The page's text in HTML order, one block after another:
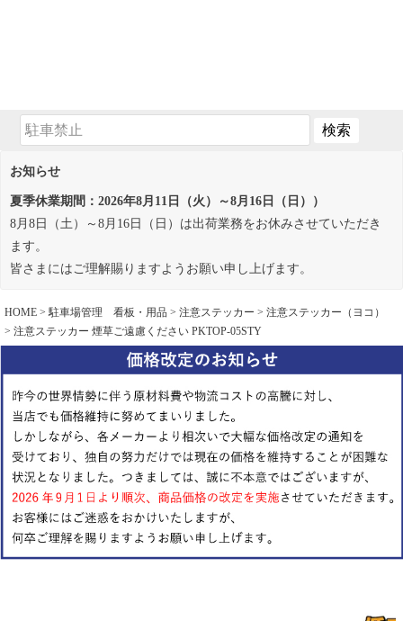
お知らせ
夏季休業期間：2026年8月11日（火）～8月16日（日））
8月8日（土）～8月16日（日）は出荷業務をお休みさせていただき
ます。
皆さまにはご理解賜りますようお願い申し上げます。
HOME 駐車場管理 看板・用品 注意ステッカー
注意ステッカー（ヨコ）
注意ステッカー 煙草ご遠慮ください PKTOP-05STY